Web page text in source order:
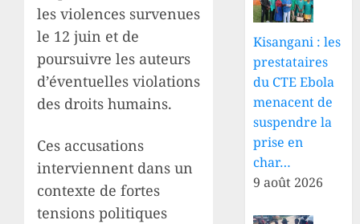
les violences survenues
le 12 juin et de
poursuivre les auteurs
d’éventuelles violations
des droits humains.
Ces accusations
interviennent dans un
contexte de fortes
tensions politiques
Kisangani : les
prestataires
du CTE Ebola
menacent de
suspendre la
prise en
char…
9 août 2026